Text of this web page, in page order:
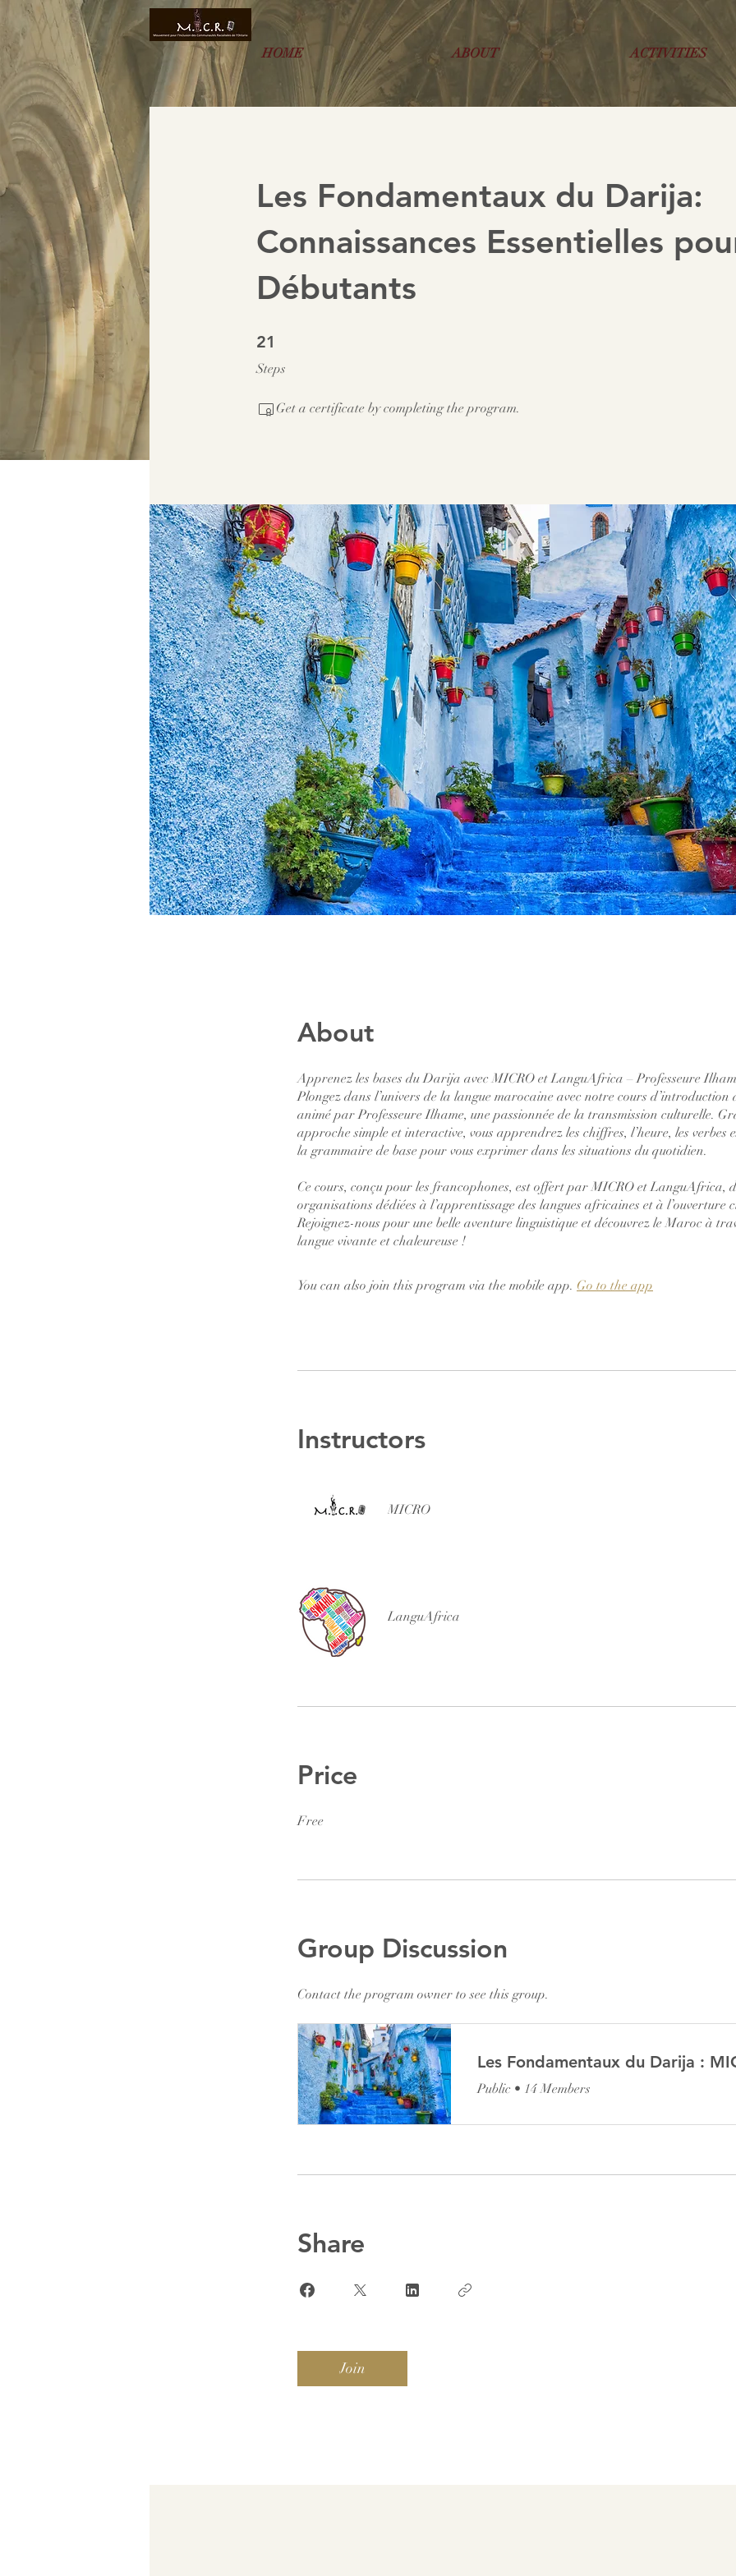
HOME ABOUT ACTIVITIES
Les Fondamentaux du Darija:
Connaissances Essentielles
Débutants
21
Steps
21 Steps
Get a certificate by completing the program.
About
Apprenez les bases du Darija avec MICRO et LanguAfrica – Professeure
Plongez dans l’univers de la langue marocaine avec notre cours
animé par Professeure Ilhame, une passionnée de la transmission culturelle.
approche simple et interactive, vous apprendrez les chiffres, l’heure, les verbes
la grammaire de base pour vous exprimer dans les situations du quotidien.
Ce cours, conçu pour les francophones, est offert par MICRO et LanguAfrica,
organisations dédiées à l’apprentissage des langues africaines et à l’ouverture
Rejoignez-nous pour une belle aventure linguistique et découvrez le Maroc à
langue vivante et chaleureuse !
You can also join this program via the mobile app. Go to the app
Instructors
MICRO
LanguAfrica
Price
Free
Group Discussion
Contact the program owner to see this group.
Les Fondamentaux du Darija :
Public • 14 Members
Share
Join